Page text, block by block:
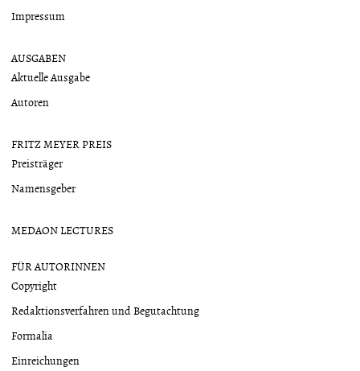
Impressum
AUSGABEN
Aktuelle Ausgabe
Autoren
FRITZ MEYER PREIS
Preisträger
Namensgeber
MEDAON LECTURES
FÜR AUTORINNEN
Copyright
Redaktionsverfahren und Begutachtung
Formalia
Einreichungen